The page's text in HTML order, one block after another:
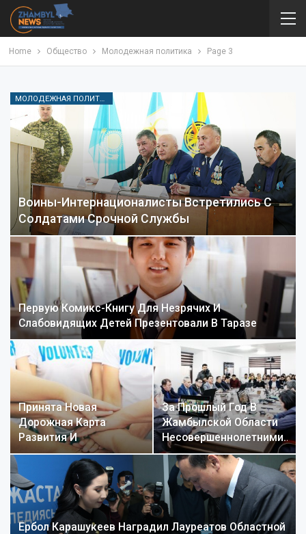
Home Общество Молодежная политика Page 3
Воины-Интернационалисты Встретились С
Солдатами Срочной Службы
Первую Комикс-Книгу Для Незрячих И
Слабовидящих Детей Презентовали В Таразе
Принята Новая
Дорожная Карта
Развития И
Поддержки…
За Прошлый Год В
Жамбылской Области
Несовершеннолетними…
Ербол Карашукеев Наградил Лауреатов Областной